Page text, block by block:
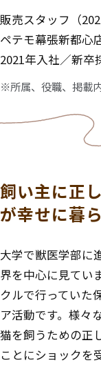
販売スタッフ（
ペテモ幕張新都心
2021年入社／新卒
※所属、役職、掲載
飼い主に正
が幸せに暮
大学で獣医学部に
界を中心に見てい
クルで行っていた
ア活動です。様々
猫を飼うための正
ことにショックを